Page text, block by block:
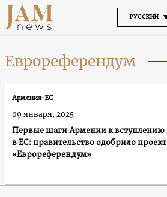
РУССКИЙ
Еврореферендум
Первые шаги Армении к вступлению
в ЕС: правительство одобрило проект
«Еврореферендум»
Армения-ЕС
09 января, 2025